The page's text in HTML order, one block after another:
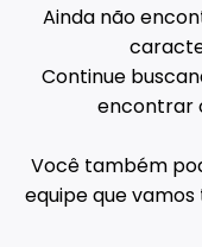
Ainda não
Continue
encontrar
Você também
equipe que